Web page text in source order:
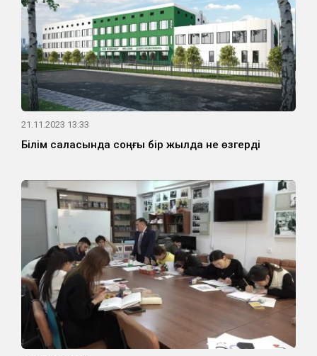
21.11.2023 13:33
Білім саласында соңғы бір жылда не өзгерді